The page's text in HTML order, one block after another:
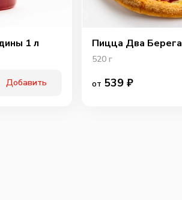
1 л
Добавить
Пицца Два Берега
520 г
от 539 ₽